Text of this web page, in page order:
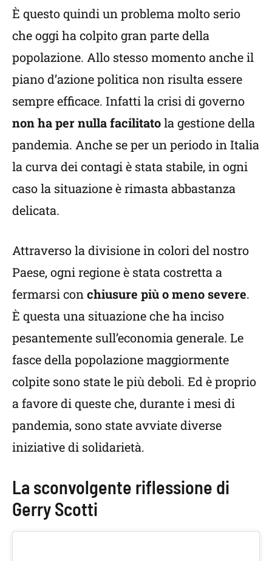
È questo quindi un problema molto serio
che oggi ha colpito gran parte della
popolazione. Allo stesso momento anche il
piano d’azione politica non risulta essere
sempre efficace. Infatti la crisi di governo
non ha per nulla facilitatola gestione della
pandemia. Anche se per un periodo in Italia
la curva dei contagi è stata stabile, in ogni
caso la situazione è rimasta abbastanza
delicata.
Attraverso la divisione in colori del nostro
Paese, ogni regione è stata costretta a
fermarsi conchiusure più o meno severe.
È questa una situazione che ha inciso
pesantemente sull’economia generale. Le
fasce della popolazione maggiormente
colpite sono state le più deboli. Ed è proprio
a favore di queste che, durante i mesi di
pandemia, sono state avviate diverse
iniziative di solidarietà.
La sconvolgente riflessione di
Gerry Scotti